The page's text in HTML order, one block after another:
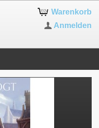
Warenkorb
Anmelden